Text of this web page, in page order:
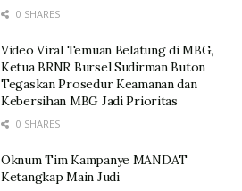
0 SHARES
Video Viral Temuan Belatung di MBG,
Ketua BRNR Bursel Sudirman Buton
Tegaskan Prosedur Keamanan dan
Kebersihan MBG Jadi Prioritas
0 SHARES
Oknum Tim Kampanye MANDAT
Ketangkap Main Judi